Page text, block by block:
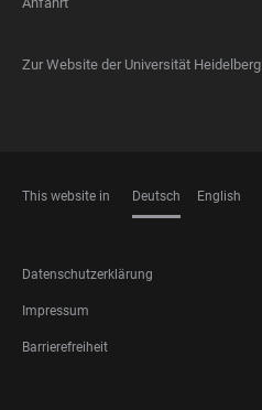
Zur Website der Universität Heidelberg
This website in Deutsch English
FOOTER
LEGAL
Datenschutzerklärung
Impressum
Barrierefreiheit